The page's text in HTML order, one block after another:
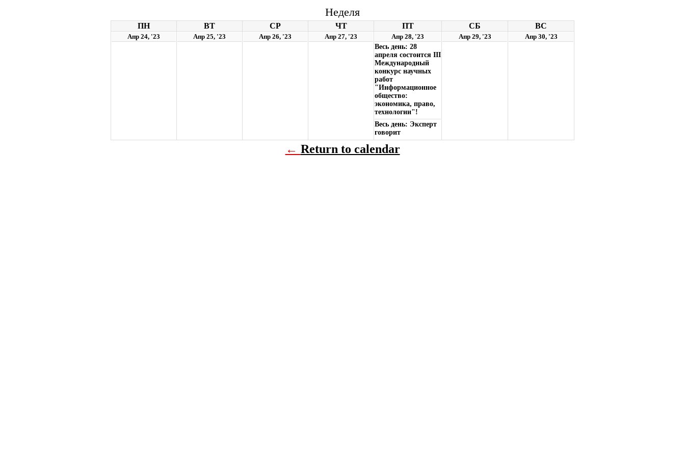
Неделя
ПН ВТ СР ЧТ ПТ СБ ВС
Апр 24, '23 Апр 25, '23 Апр 26, '23 Апр 27, '23
Апр 28, '23
Весь день: 28
апреля состоится III
Международный
конкурс научных
работ
"Информационное
общество:
экономика, право,
технологии"!
Весь день: Эксперт
говорит
Апр 29, '23 Апр 30, '23
← Return to calendar